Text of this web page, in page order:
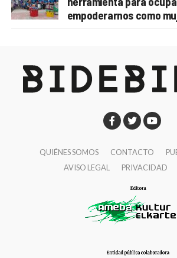
empoderarnos como
QUIÉNES SOMOS CONTACTO
AVISO LEGAL
PRIVACIDAD